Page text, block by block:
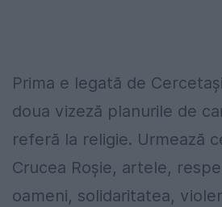
Prima e legată de
doua vizeză planurile de
referă la religie. Urmează
Crucea Roşie, artele,
oameni, solidaritatea,